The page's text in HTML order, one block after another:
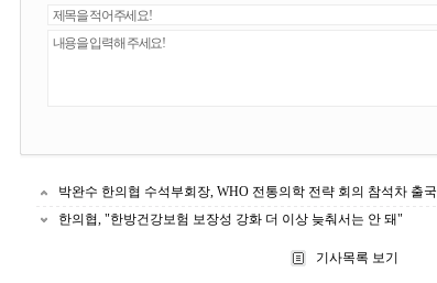
박완수 한의협 수석부회장, WHO 전통의학 전략 회의 참석차 출국
한의협, "한방건강보험 보장성 강화 더 이상 늦춰서는 안 돼"
기사목록 보기